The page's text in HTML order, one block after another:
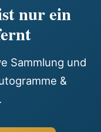
nur ein
Sammlung und
&